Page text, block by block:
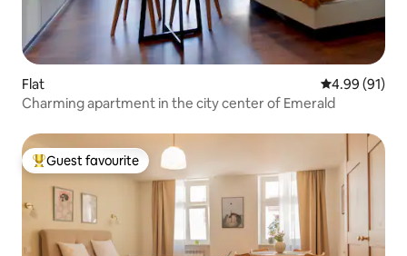
Flat 4.99 out of 5
4.99 (91)
Charming apartment in the city center of Emerald
Top guest favourite
Guest favourite